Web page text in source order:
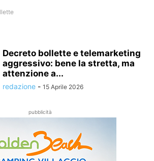
Decreto bollette e telemarketing
aggressivo: bene la stretta, ma
attenzione a...
redazione - 15 Aprile 2026
pubblicità